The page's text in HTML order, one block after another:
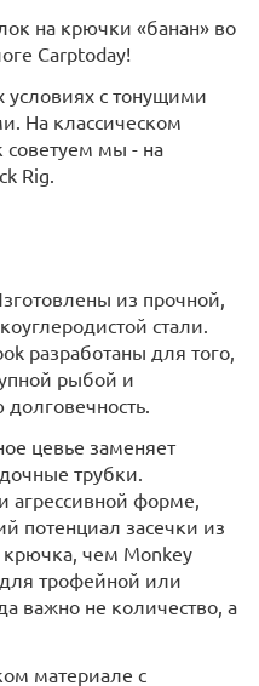
на крючки «банан» во
Carptoday!
условиях с тонущими
На классическом
советуем мы - на
Rig.
из прочной,
стали.
разработаны для того,
рыбой и
цевье заменяет
трубки.
агрессивной форме,
потенциал засечки из
крючка, чем Monkey
трофейной или
важно не количество, а
материале с